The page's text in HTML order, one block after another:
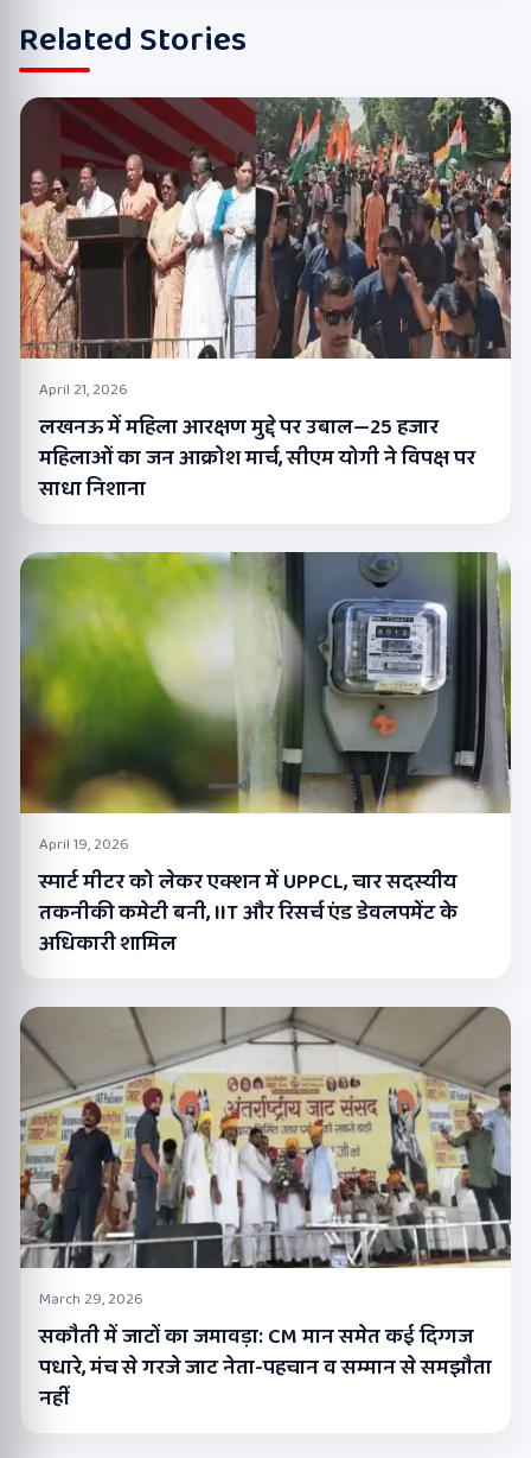
Related Stories
April 21, 2026
लखनऊ में महिला आरक्षण मुद्दे पर उबाल—25 हजार
महिलाओं का जन आक्रोश मार्च, सीएम योगी ने विपक्ष पर
साधा निशाना
April 19, 2026
स्मार्ट मीटर को लेकर एक्शन में UPPCL, चार सदस्यीय
तकनीकी कमेटी बनी, IIT और रिसर्च एंड डेवलपमेंट के
अधिकारी शामिल
March 29, 2026
सकौती में जाटों का जमावड़ा: CM मान समेत कई दिग्गज
पधारे, मंच से गरजे जाट नेता-पहचान व सम्मान से समझौता
नहीं